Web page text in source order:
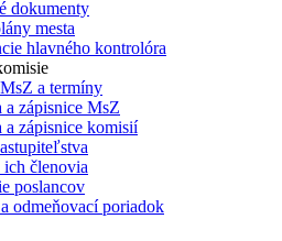
dokumenty
mesta
hlavného kontrolóra
a termíny
a zápisnice MsZ
a zápisnice komisií
členovia
poslancov
odmeňovací poriadok